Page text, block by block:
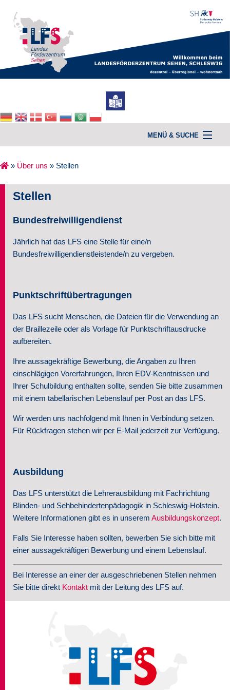
MENÜ & SUCHE
Unterstützung & Beratung
Kurse
Kontakt
» Über uns » Stellen
Stellen
Bundesfreiwilligendienst
Jährlich hat das LFS eine Stelle für eine/n
Bundesfreiwilligendienstleistende/n zu vergeben.
Punktschriftübertragungen
Das LFS sucht Menschen, die Dateien für die Verwendung an
der Braillezeile oder als Vorlage für Punktschriftausdrucke
aufbereiten.
Ihre aussagekräftige Bewerbung, die Angaben zu Ihren
einschlägigen Vorerfahrungen, Ihren EDV-Kenntnissen und
Ihrer Schulbildung enthalten sollte, senden Sie bitte zusammen
mit einem tabellarischen Lebenslauf per Post an das LFS.
Wir werden uns nachfolgend mit Ihnen in Verbindung setzen.
Für Rückfragen stehen wir per E-Mail jederzeit zur Verfügung.
Ausbildung
Das LFS unterstützt die Lehrerausbildung mit Fachrichtung
Blinden- und Sehbehindertenpädagogik in Schleswig-Holstein.
Weitere Informationen gibt es in unserem Ausbildungskonzept.
Falls Sie Interesse haben sollten, bewerben Sie sich bitte mit
einer aussagekräftigen Bewerbung und einem Lebenslauf.
Bei Interesse an einer der ausgeschriebenen Stellen nehmen
Sie bitte direkt Kontakt mit der Leitung des LFS auf.